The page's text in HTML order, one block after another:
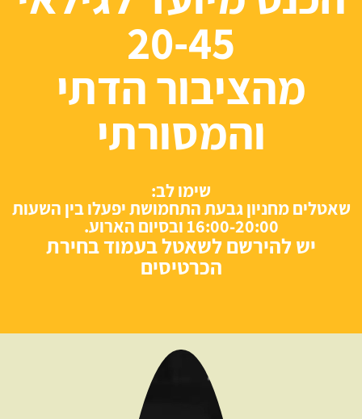
20-45
מהציבור הדתי
והמסורתי
שימו לב:
שאטלים מחניון גבעת התחמושת יפעלו בין השעות
16:00-20:00 ובסיום הארוע.
יש להירשם לשאטל בעמוד בחירת
הכרטיסים